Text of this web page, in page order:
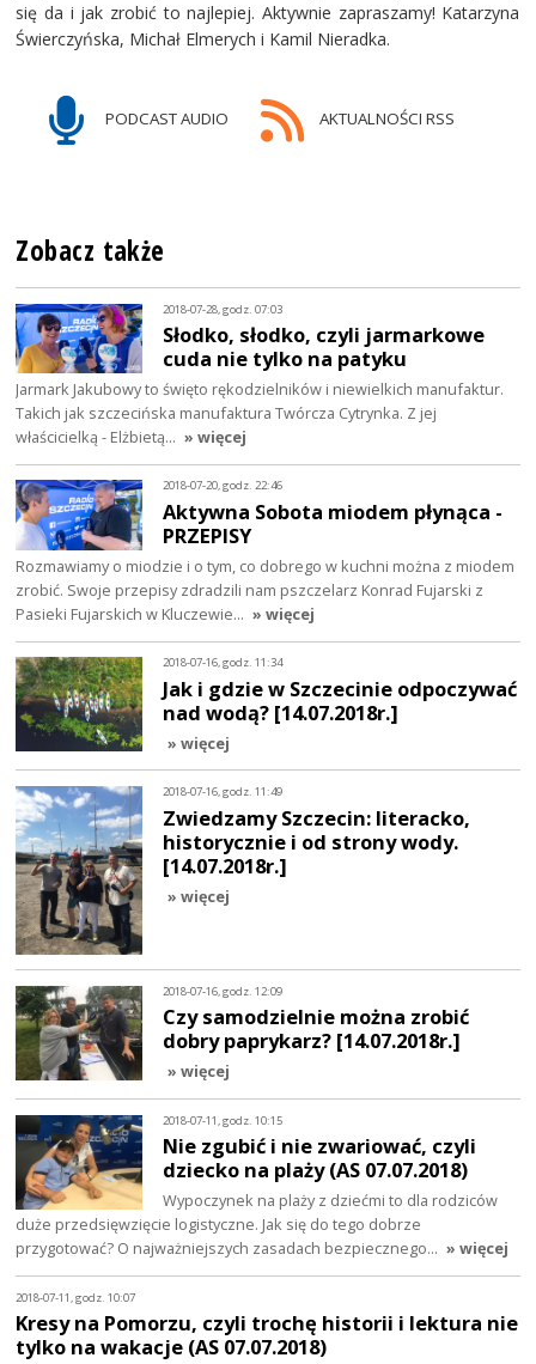
się da i jak zrobić to najlepiej. Aktywnie zapraszamy! Katarzyna
Świerczyńska, Michał Elmerych i Kamil Nieradka.
PODCAST AUDIO AKTUALNOŚCI RSS
Zobacz także
2018-07-28, godz. 07:03
Słodko, słodko, czyli jarmarkowe
cuda nie tylko na patyku
Jarmark Jakubowy to święto rękodzielników i niewielkich manufaktur.
Takich jak szczecińska manufaktura Twórcza Cytrynka. Z jej
właścicielką - Elżbietą… » więcej
2018-07-20, godz. 22:46
Aktywna Sobota miodem płynąca -
PRZEPISY
Rozmawiamy o miodzie i o tym, co dobrego w kuchni można z miodem
zrobić. Swoje przepisy zdradzili nam pszczelarz Konrad Fujarski z
Pasieki Fujarskich w Kluczewie… » więcej
2018-07-16, godz. 11:34
Jak i gdzie w Szczecinie odpoczywać
nad wodą? [14.07.2018r.]
» więcej
2018-07-16, godz. 11:49
Zwiedzamy Szczecin: literacko,
historycznie i od strony wody.
[14.07.2018r.]
» więcej
2018-07-16, godz. 12:09
Czy samodzielnie można zrobić
dobry paprykarz? [14.07.2018r.]
» więcej
2018-07-11, godz. 10:15
Nie zgubić i nie zwariować, czyli
dziecko na plaży (AS 07.07.2018)
Wypoczynek na plaży z dziećmi to dla rodziców
duże przedsięwzięcie logistyczne. Jak się do tego dobrze
przygotować? O najważniejszych zasadach bezpiecznego… » więcej
2018-07-11, godz. 10:07
Kresy na Pomorzu, czyli trochę historii i lektura nie
tylko na wakacje (AS 07.07.2018)